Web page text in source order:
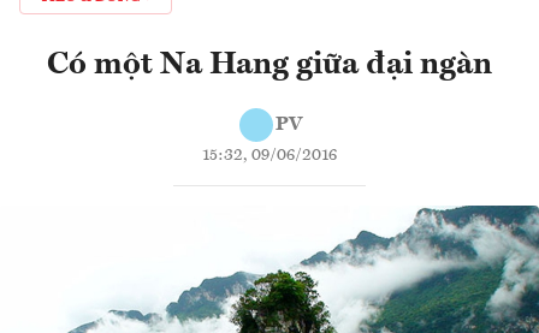
Có một Na Hang giữa đại ngàn
PV
15:32, 09/06/2016